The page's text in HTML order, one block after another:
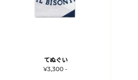
てぬぐい
¥3,300 -